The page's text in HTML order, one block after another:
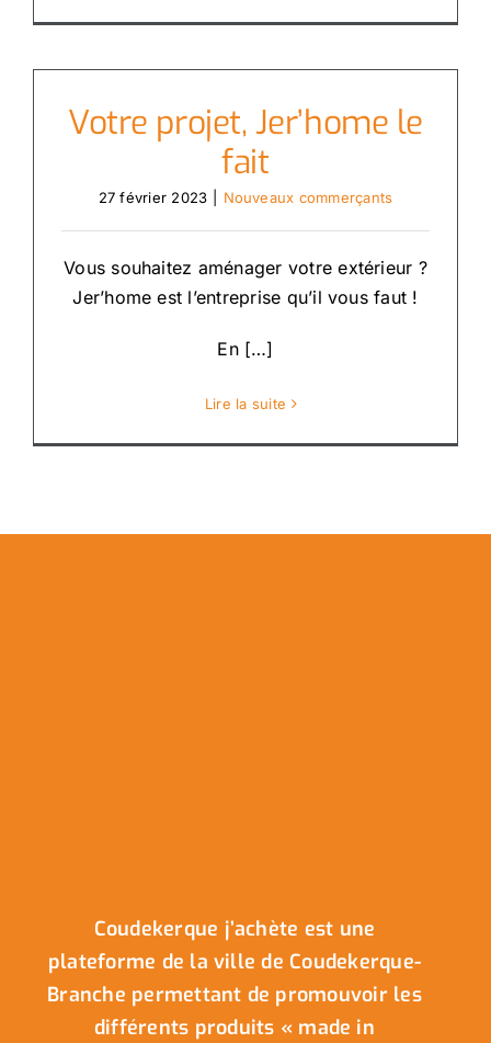
Votre projet, Jer’home le
fait
27 février 2023 Nouveaux commerçants
Vous souhaitez aménager votre extérieur ?
Jer’home est l’entreprise qu’il vous faut !
En […]
Lire la suite
Coudekerque j’achète est une
plateforme de la ville de Coudekerque-
Branche permettant de promouvoir les
différents produits « made in